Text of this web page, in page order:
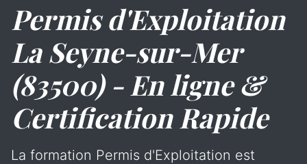
Permis d'Exploitation
La Seyne-sur-Mer
(83500) - En ligne &
Certification Rapide
La formation Permis d'Exploitation est